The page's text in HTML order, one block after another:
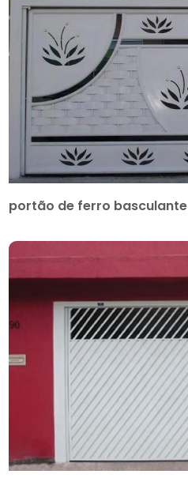
portão de ferro basculante